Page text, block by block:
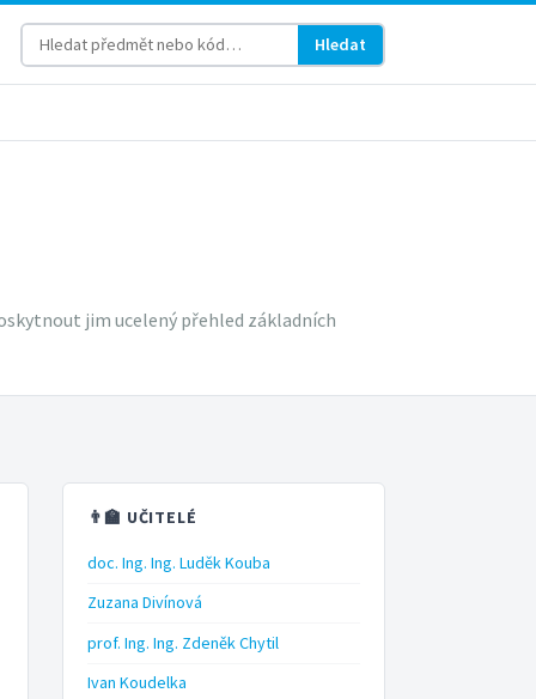
Hledat
jim ucelený přehled základních
👨‍🏫 UČITELÉ
doc. Ing. Ing. Luděk Kouba
Zuzana Divínová
prof. Ing. Ing. Zdeněk Chytil
Ivan Koudelka